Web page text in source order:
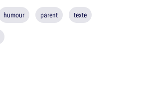
humour parent texte